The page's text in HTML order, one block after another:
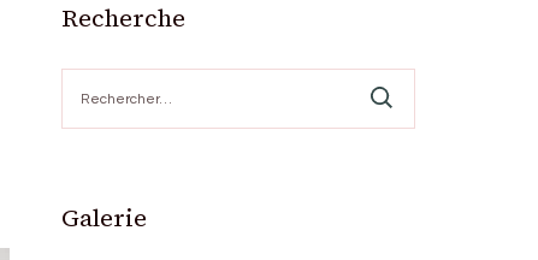
Recherche
Galerie